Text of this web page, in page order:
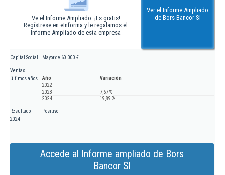
Ve el Informe Ampliado. ¡Es gratis!
Regístrese en eInforma y le regalamos el
Informe Ampliado de esta empresa
Ver el Informe Ampliado
de Bors Bancor Sl
Capital Social Mayor de 60.000 €
Ventas
últimos años
Año
Variación
2022
2023
7,67 %
2024
19,89 %
Resultado
2024
Positivo
Accede al Informe ampliado de Bors
Bancor Sl